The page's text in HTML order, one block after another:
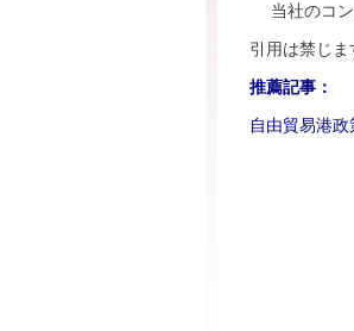
当社のコン
引用は禁じま
推薦記事：
自由貿易港